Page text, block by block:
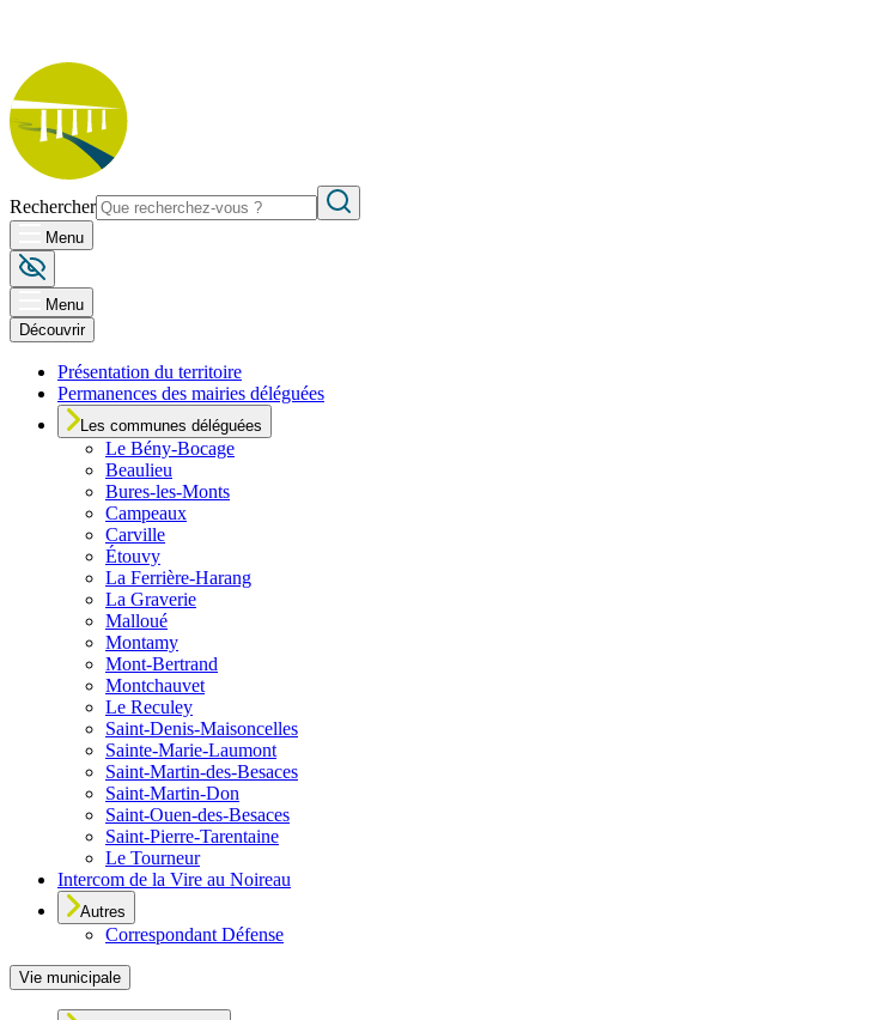
Rechercher
Menu
Menu
Découvrir
Présentation du territoire
Permanences des mairies déléguées
Les communes déléguées
Le Bény-Bocage
Beaulieu
Bures-les-Monts
Campeaux
Carville
Étouvy
La Ferrière-Harang
La Graverie
Malloué
Montamy
Mont-Bertrand
Montchauvet
Le Reculey
Saint-Denis-Maisoncelles
Sainte-Marie-Laumont
Saint-Martin-des-Besaces
Saint-Martin-Don
Saint-Ouen-des-Besaces
Saint-Pierre-Tarentaine
Le Tourneur
Intercom de la Vire au Noireau
Autres
Correspondant Défense
Vie municipale